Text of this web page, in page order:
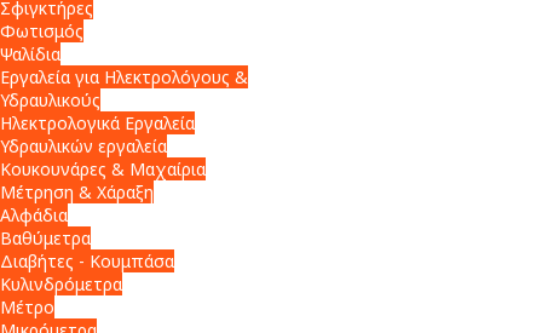
Σφιγκτήρες
Φωτισμός
Ψαλίδια
Εργαλεία για Ηλεκτρολόγους &
Υδραυλικούς
Ηλεκτρολογικά Εργαλεία
Υδραυλικών εργαλεία
Κουκουνάρες & Μαχαίρια
Μέτρηση & Χάραξη
Αλφάδια
Βαθύμετρα
Διαβήτες - Κουμπάσα
Κυλινδρόμετρα
Μέτρο